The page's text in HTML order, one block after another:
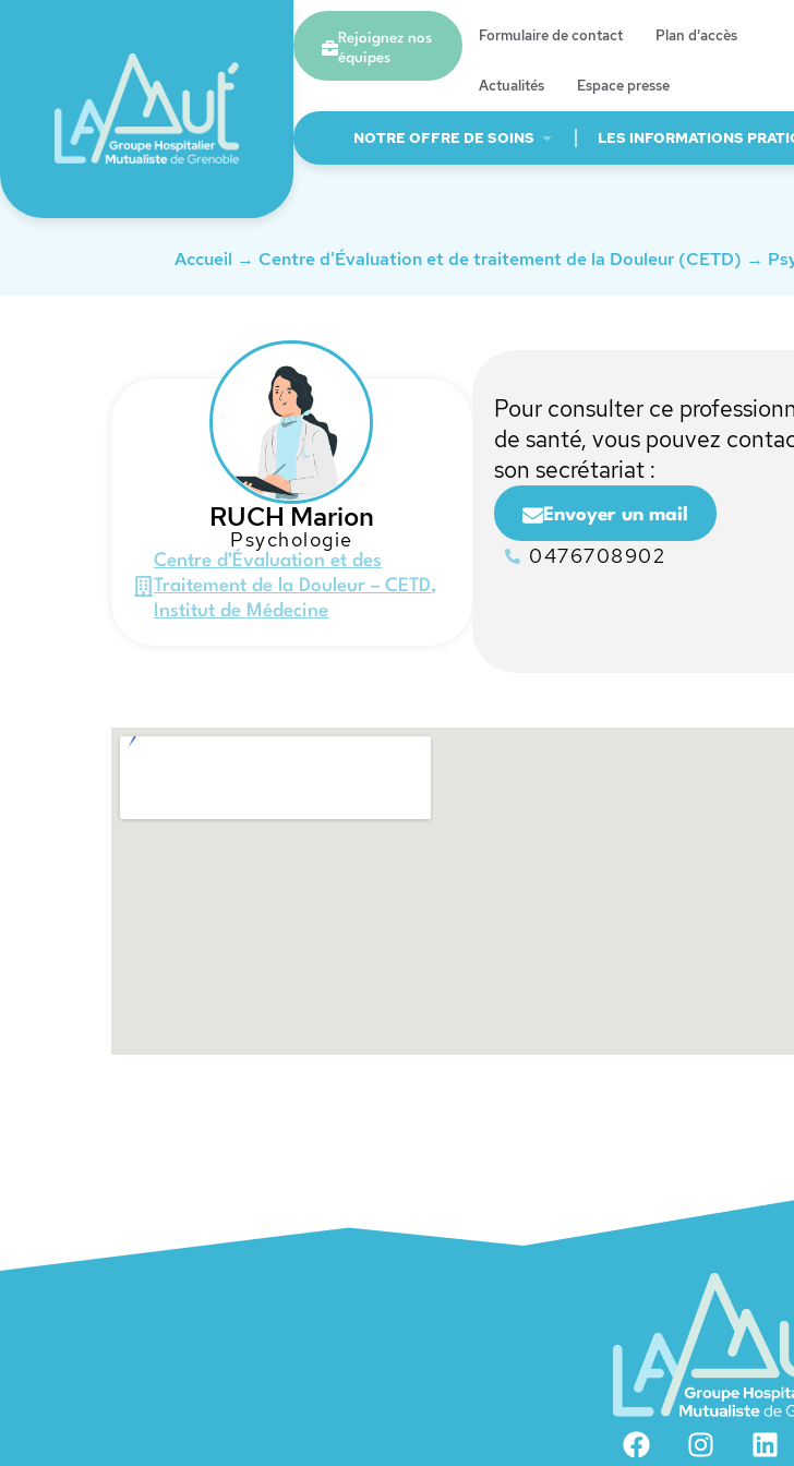
Rejoignez nos
équipes
Formulaire de contact Plan d’accès
Actualités Espace presse
NOTRE OFFRE DE SOINS LES INFORMATIONS
Accueil → Centre d'Évaluation et de traitement de la Douleur (CETD) →
RUCH Marion
Psychologie
Centre d’Évaluation et des
Traitement de la Douleur – CETD,
Institut de Médecine
Pour consulter ce
de santé, vous pouvez
son secrétariat :
Envoyer un mail
0476708902